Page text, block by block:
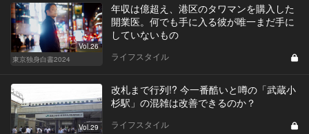
Vol.26
東京独身白書2024
年収は億超え、港区のタワマンを購入した
開業医。何でも手に入る彼が唯一まだ手に
していないもの
ライフスタイル
Vol.29
改札まで行列!? 今一番酷いと噂の「武蔵小
杉駅」の混雑は改善できるのか？
ライフスタイル